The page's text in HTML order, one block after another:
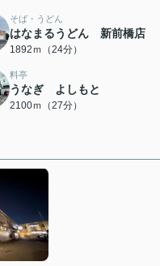
そば・うどん
はなまるうどん 新前橋店
1892ｍ（24分）
料亭
うなぎ よしもと
2100ｍ（27分）